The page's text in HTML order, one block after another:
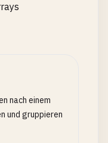
nach einem
und gruppieren